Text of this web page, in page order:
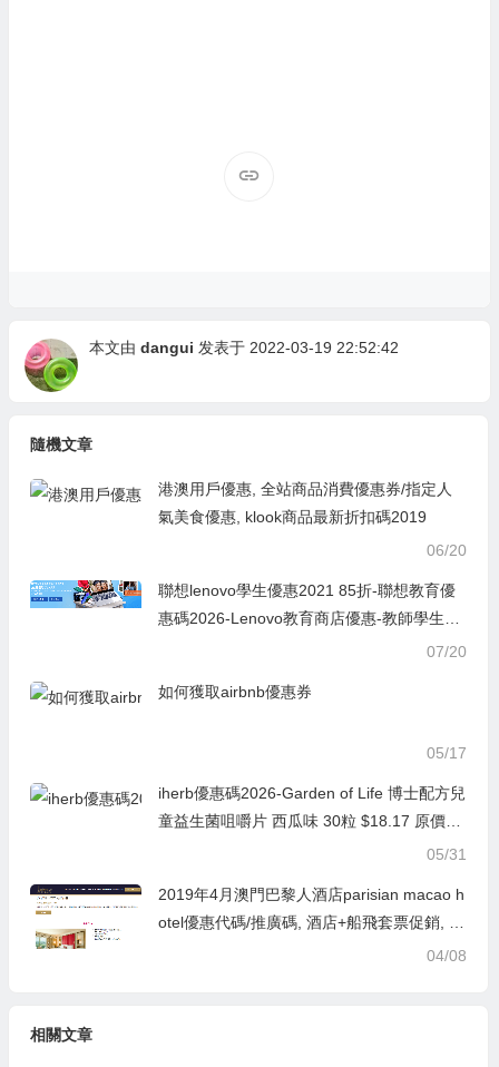
本文由 dangui 发表于 2022-03-19 22:52:42
隨機文章
港澳用戶優惠, 全站商品消費優惠券/指定人
氣美食優惠, klook商品最新折扣碼2019
06/20
聯想lenovo學生優惠2021 85折-聯想教育優
惠碼2026-Lenovo教育商店優惠-教師學生購
07/20
如何獲取airbnb優惠券
05/17
iherb優惠碼2026-Garden of Life 博士配方兒
童益生菌咀嚼片 西瓜味 30粒 $18.17 原價$2
05/31
2019年4月澳門巴黎人酒店parisian macao h
otel優惠代碼/推廣碼, 酒店+船飛套票促銷, 7
04/08
相關文章